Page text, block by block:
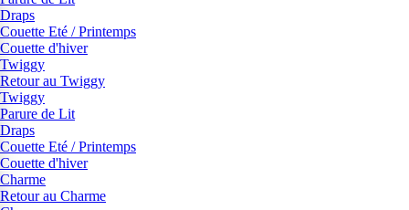
Draps
Couette Eté / Printemps
Couette d'hiver
Twiggy
Retour au Twiggy
Twiggy
Parure de Lit
Draps
Couette Eté / Printemps
Couette d'hiver
Charme
Retour au Charme